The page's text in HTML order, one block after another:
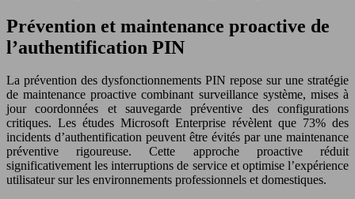
Prévention et maintenance proactive de
l’authentification PIN
La prévention des dysfonctionnements PIN repose sur une stratégie
de maintenance proactive combinant surveillance système, mises à
jour coordonnées et sauvegarde préventive des configurations
critiques. Les études Microsoft Enterprise révèlent que 73% des
incidents d’authentification peuvent être évités par une maintenance
préventive rigoureuse. Cette approche proactive réduit
significativement les interruptions de service et optimise l’expérience
utilisateur sur les environnements professionnels et domestiques.